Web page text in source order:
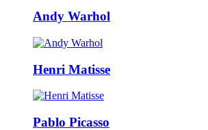
Andy Warhol
Henri Matisse
Pablo Picasso